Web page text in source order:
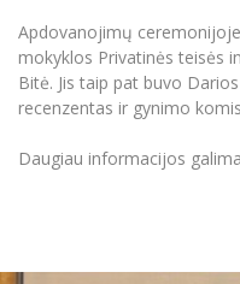
Mokymų
Mokslo
Naujienos
Azijos
Pedagogų
Profesinės
Personalo
Informacija
Studijų
Apdovanojimų
mokyklos Privatinės teisės
Bitė. Jis taip pat buvo
recenzentas ir gynimo
Daugiau informacijos